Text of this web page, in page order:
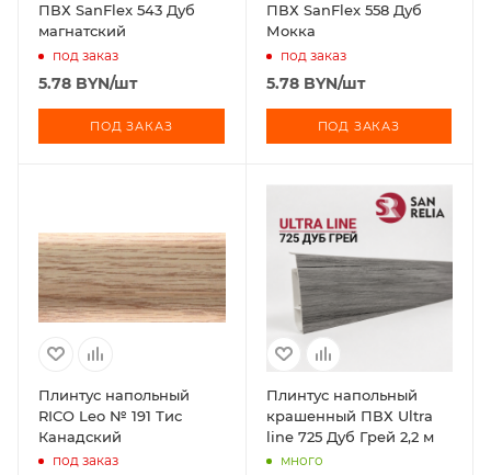
ПВХ SanFlex 543 Дуб
магнатский
под заказ
5.78 BYN/шт
ПОД ЗАКАЗ
ПВХ SanFlex 558 Дуб
Мокка
под заказ
5.78BYN/шт
ПОД ЗАКАЗ
Плинтус напольный
RICO Leo № 191 Тис
Канадский
под заказ
Плинтус напольный
крашенный ПВХ Ultra
line 725 Дуб Грей 2,2 м
много